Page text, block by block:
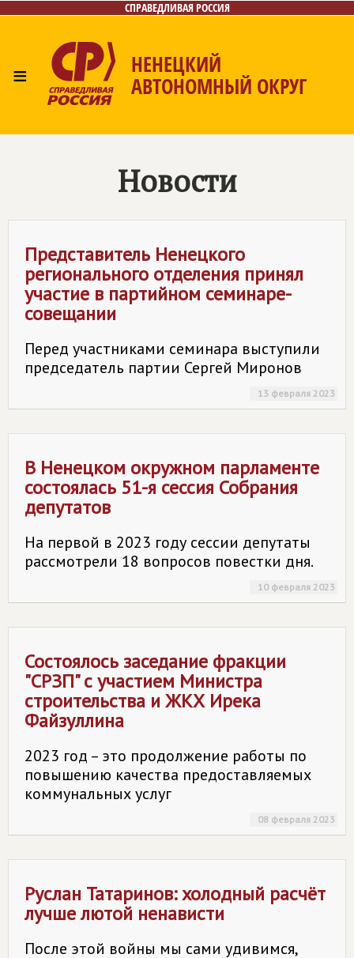
СПРАВЕДЛИВАЯ РОССИЯ
≡ НЕНЕЦКИЙ
АВТОНОМНЫЙ ОКРУГ
Новости
Представитель Ненецкого
регионального отделения принял
участие в партийном семинаре-
совещании
Перед участниками семинара выступили
председатель партии Сергей Миронов
13 февраля 2023
В Ненецком окружном парламенте
состоялась 51-я сессия Собрания
депутатов
На первой в 2023 году сессии депутаты
рассмотрели 18 вопросов повестки дня.
10 февраля 2023
Состоялось заседание фракции
"СРЗП" с участием Министра
строительства и ЖКХ Ирека
Файзуллина
2023 год – это продолжение работы по
повышению качества предоставляемых
коммунальных услуг
08 февраля 2023
Руслан Татаринов: холодный расчёт
лучше лютой ненависти
После этой войны мы сами удивимся,